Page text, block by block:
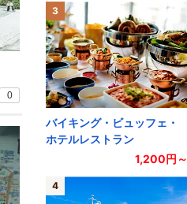
0
3
バイキング・ビュッフェ・
ホテルレストラン
1,200円～
4